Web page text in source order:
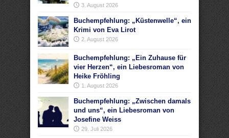
3. August 2026
Buchempfehlung: „Küstenwelle“, ein
Krimi von Eva Lirot
2. August 2026
Buchempfehlung: „Ein Zuhause für
vier Herzen“, ein Liebesroman von
Heike Fröhling
1. August 2026
Buchempfehlung: „Zwischen damals
und uns“, ein Liebesroman von
Josefine Weiss
29. Juli 2026